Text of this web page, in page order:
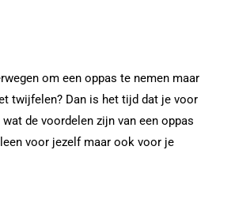
om een oppas te nemen maar
twijfelen? Dan is het tijd dat je voor
de voordelen zijn van een oppas
voor jezelf maar ook voor je